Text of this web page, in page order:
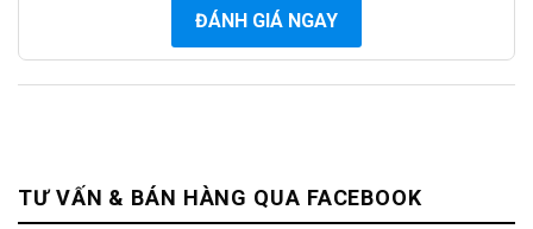
ĐÁNH GIÁ NGAY
TƯ VẤN & BÁN HÀNG QUA FACEBOOK